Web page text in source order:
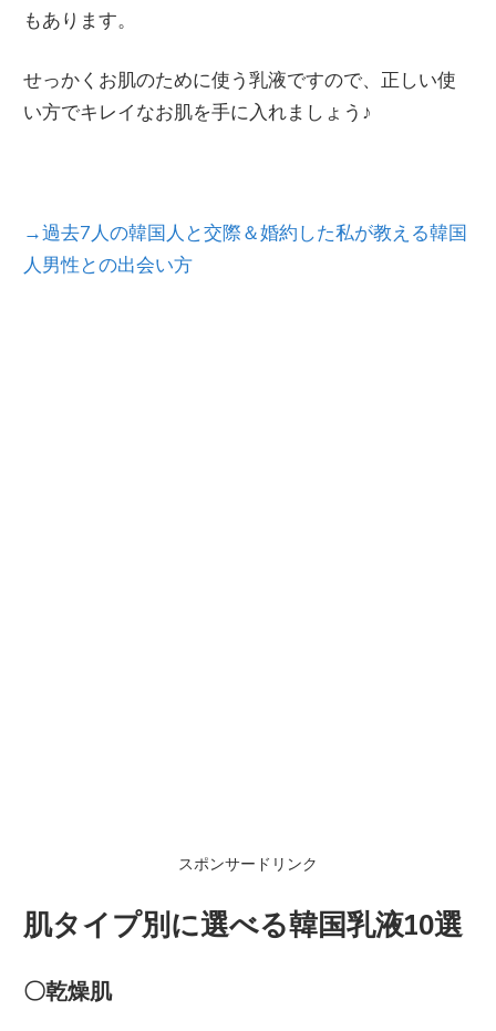
もあります。
せっかくお肌のために使う乳液ですので、正しい使
い方でキレイなお肌を手に入れましょう♪
→過去7人の韓国人と交際＆婚約した私が教える韓国
人男性との出会い方
スポンサードリンク
肌タイプ別に選べる韓国乳液10選
〇乾燥肌